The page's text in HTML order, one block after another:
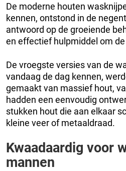
De moderne houten
kennen, ontstond in de
antwoord op de groeiende
en effectief hulpmiddel om
De vroegste versies van de
vandaag de dag kennen,
gemaakt van massief hout,
hadden een eenvoudig
stukken hout die aan elkaar
kleine veer of metaaldraad.
Kwaadaardig voor
mannen